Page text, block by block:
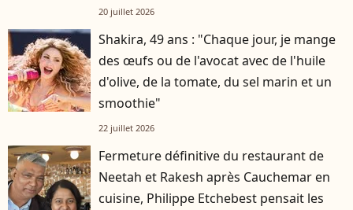
20 juillet 2026
Shakira, 49 ans : "Chaque jour, je mange
des œufs ou de l'avocat avec de l'huile
d'olive, de la tomate, du sel marin et un
smoothie"
22 juillet 2026
Fermeture définitive du restaurant de
Neetah et Rakesh après Cauchemar en
cuisine, Philippe Etchebest pensait les